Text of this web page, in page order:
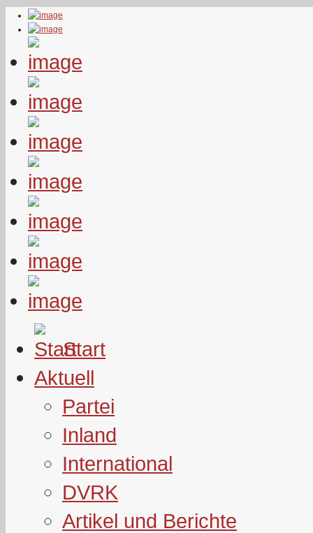
Start
Aktuell
Partei
Inland
International
DVRK
Artikel und Berichte